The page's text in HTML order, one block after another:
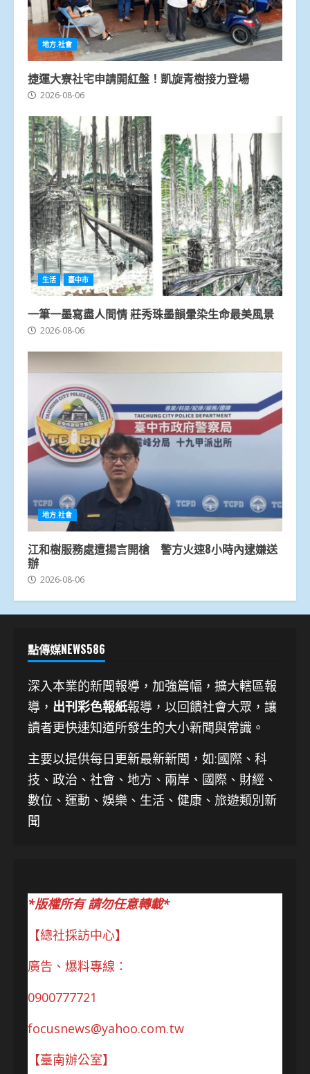
地方.社會
捷運大寮社宅申請開紅盤！凱旋青樹接力登場
2026-08-06
生活 臺中市
一筆一墨寫盡人間情 莊秀珠墨韻暈染生命最美風景
2026-08-06
地方.社會
江和樹服務處遭揚言開槍 警方火速8小時內逮嫌送
辦
2026-08-06
點傳媒NEWS586
深入本業的新聞報導，加強篇幅，擴大轄區報
導， 出刊彩色報紙報導，以回饋社會大眾，讓
讀者更快速知道所發生的大小新聞與常識。
主要以提供每日更新最新新聞 ，如:國際、科
技、 政治、社會、地方、兩岸、國際、財經、
數位、運動、娛樂、生活、健康、旅遊類別新
聞
*版權所有 請勿任意轉載*
【總社採訪中心】
廣告、爆料專線：
0900777721
focusnews@yahoo.com.tw
【臺南辦公室】